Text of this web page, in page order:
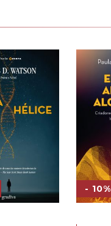
- 10%